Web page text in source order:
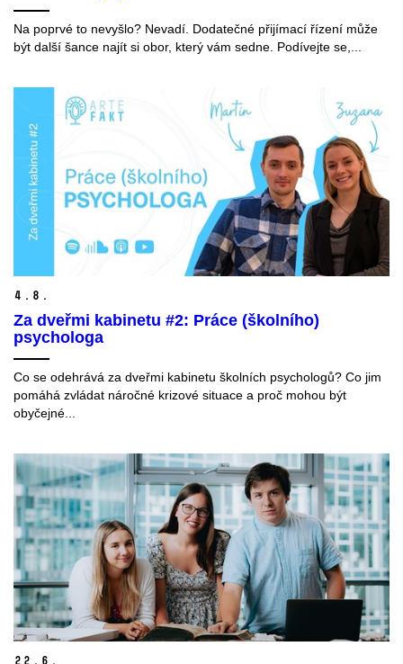
Na poprvé to nevyšlo? Nevadí. Dodatečné přijímací řízení může
být další šance najít si obor, který vám sedne. Podívejte se,...
4. 8.
Za dveřmi kabinetu #2: Práce (školního)
psychologa
Co se odehrává za dveřmi kabinetu školních psychologů? Co jim
pomáhá zvládat náročné krizové situace a proč mohou být
obyčejné...